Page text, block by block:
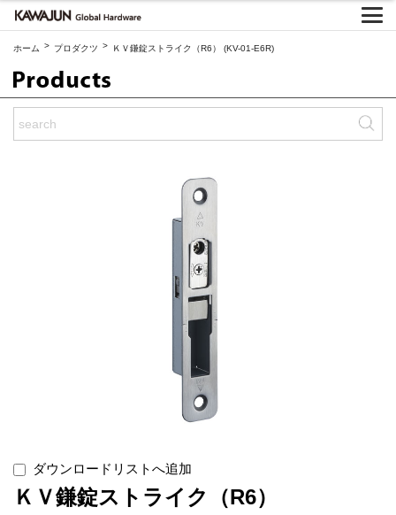
ホーム > プロダクツ > ＫＶ鎌錠ストライク（R6） (KV-01-E6R)
ダウンロードリストへ追加
ＫＶ鎌錠ストライク（R6）